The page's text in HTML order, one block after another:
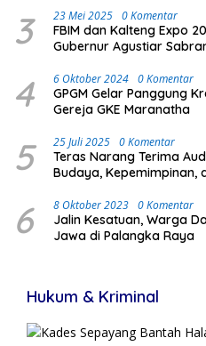
3 23 Mei 2025 0 Komentar
FBIM dan Kalteng Expo
Gubernur Agustiar
4 6 Oktober 2024 0 Komentar
GPGM Gelar Panggung
Gereja GKE Maranatha
5 25 Juli 2025 0 Komentar
Teras Narang Terima
Budaya, Kepemimpinan,
6 8 Oktober 2023 0 Komentar
Jalin Kesatuan, Warga
Jawa di Palangka Raya
Hukum & Kriminal